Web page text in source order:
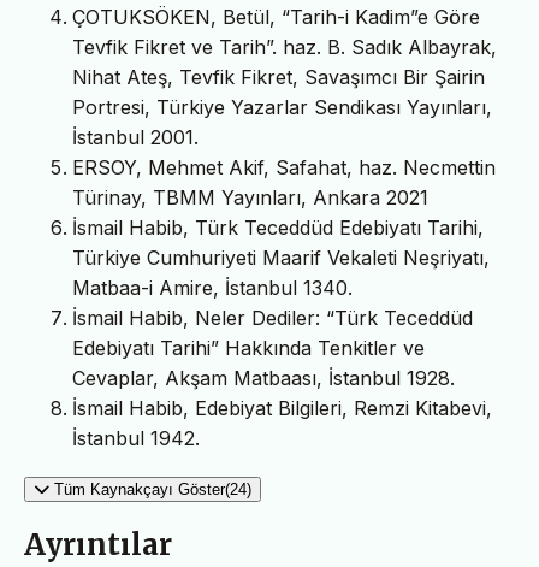
ÇOTUKSÖKEN, Betül, “Tarih-i Kadim”e Göre
Tevfik Fikret ve Tarih”. haz. B. Sadık Albayrak,
Nihat Ateş, Tevfik Fikret, Savaşımcı Bir Şairin
Portresi, Türkiye Yazarlar Sendikası Yayınları,
İstanbul 2001.
ERSOY, Mehmet Akif, Safahat, haz. Necmettin
Türinay, TBMM Yayınları, Ankara 2021
İsmail Habib, Türk Teceddüd Edebiyatı Tarihi,
Türkiye Cumhuriyeti Maarif Vekaleti Neşriyatı,
Matbaa-i Amire, İstanbul 1340.
İsmail Habib, Neler Dediler: “Türk Teceddüd
Edebiyatı Tarihi” Hakkında Tenkitler ve
Cevaplar, Akşam Matbaası, İstanbul 1928.
İsmail Habib, Edebiyat Bilgileri, Remzi Kitabevi,
İstanbul 1942.
Tüm Kaynakçayı Göster(24)
Ayrıntılar